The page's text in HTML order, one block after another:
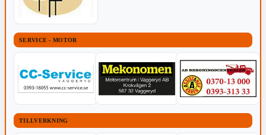
SERVICE - MOTOR
TILLVERKNING